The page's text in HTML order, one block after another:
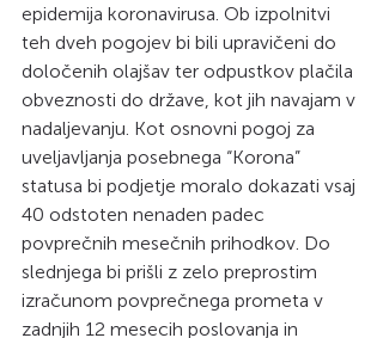
epidemija koronavirusa. Ob izpolnitvi
teh dveh pogojev bi bili upravičeni do
določenih olajšav ter odpustkov plačila
obveznosti do države, kot jih navajam v
nadaljevanju. Kot osnovni pogoj za
uveljavljanja posebnega “Korona”
statusa bi podjetje moralo dokazati vsaj
40 odstoten nenaden padec
povprečnih mesečnih prihodkov. Do
slednjega bi prišli z zelo preprostim
izračunom povprečnega prometa v
zadnjih 12 mesecih poslovanja in